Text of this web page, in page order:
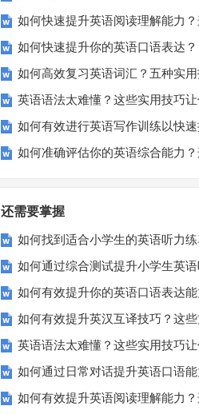
如何快速提升英语阅读理解能力？
如何快速提升你的英语口语表达？
如何高效复习英语词汇？五种实用
英语语法太难懂？这些实用技巧让
如何有效进行英语写作训练以快速
如何准确评估你的英语综合能力
还需要掌握
如何找到适合小学生的英语听力练
如何通过综合测试提升小学生英语
如何有效提升你的英语口语表达
如何有效提升英汉互译技巧？这些
英语语法太难懂？这些实用技巧让
如何通过日常对话提升英语口语能
如何有效提升英语阅读理解能力